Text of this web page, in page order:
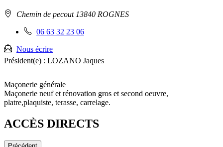
AdresseChemin de pecout 13840 ROGNES
Téléphone
:
06 63 32 23 06
Nous écrire
Président(e) : LOZANO Jaques
Maçonerie générale
Maçonerie neuf et rénovation gros et second oeuvre,
platre,plaquiste, terasse, carrelage.
ACCÈS DIRECTS